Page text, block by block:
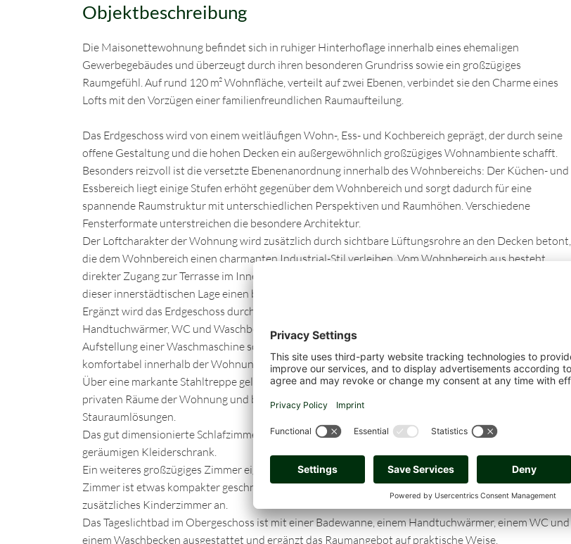
Objektbeschreibung
Die Maisonettewohnung befindet sich in ruhiger Hinterhoflage innerhalb eines ehemaligen
Gewerbegebäudes und überzeugt durch ihren besonderen Grundriss sowie ein großzügiges
Raumgefühl. Auf rund 120 m² Wohnfläche, verteilt auf zwei Ebenen, verbindet sie den Charme eines
Lofts mit den Vorzügen einer familienfreundlichen Raumaufteilung.
Das Erdgeschoss wird von einem weitläufigen Wohn-, Ess- und Kochbereich geprägt, der durch seine
offene Gestaltung und die hohen Decken ein außergewöhnlich großzügiges Wohnambiente schafft.
Besonders reizvoll ist die versetzte Ebenenanordnung innerhalb des Wohnbereichs: Der Küchen- und
Essbereich liegt einige Stufen erhöht gegenüber dem Wohnbereich und sorgt dadurch für eine
spannende Raumstruktur mit unterschiedlichen Perspektiven und Raumhöhen. Verschiedene
Fensterformate unterstreichen die besondere Architektur.
Der Loftcharakter der Wohnung wird zusätzlich durch sichtbare Lüftungsrohre an den Decken betont,
die dem Wohnbereich einen charmanten Industrial-Stil verleihen. Vom Wohnbereich aus besteht
direkter Zugang zur Terrasse im Innenhof, die einen geschützten Rückzugsort im Freien bietet und in
dieser innerstädtischen Lage einen besonderen Mehrwert darstellt.
Ergänzt wird das Erdgeschoss durch ein hochwertig ausgestattetes Badezimmer mit Dusche
Handtuchwärmer, WC und Waschbecken. Hier befindet sich zudem ausreichend Platz für die
Aufstellung einer Waschmaschine sowie eines Trockners, sodass die komplette Hauswirtschaft
komfortabel innerhalb der Wohnung untergebracht werden kann.
Über eine markante Stahltreppe gelangt man in das Obergeschoss. Die großzügige Diele erschließt die
privaten Räume der Wohnung und bietet zusätzlich Platz für Schränke, Kommoden oder weitere
Stauraumlösungen.
Das gut dimensionierte Schlafzimmer bietet ausreichend Fläche für ein großes Doppelbett und einen
geräumigen Kleiderschrank.
Ein weiteres großzügiges Zimmer eignet sich ideal als Kinder-, Gäste- oder Arbeitszimmer. Das dritte
Zimmer ist etwas kompakter geschnitten und bietet sich insbesondere als Homeoffice, Ankleide oder
zusätzliches Kinderzimmer an.
Das Tageslichtbad im Obergeschoss ist mit einer Badewanne, einem Handtuchwärmer, einem WC und
einem Waschbecken ausgestattet und ergänzt das Raumangebot auf praktische Weise.